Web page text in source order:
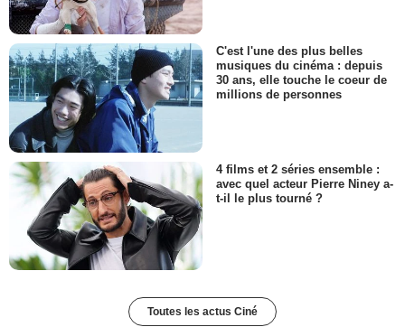
C'est l'une des plus belles
musiques du cinéma : depuis
30 ans, elle touche le coeur de
millions de personnes
4 films et 2 séries ensemble :
avec quel acteur Pierre Niney a-
t-il le plus tourné ?
Toutes les actus Ciné